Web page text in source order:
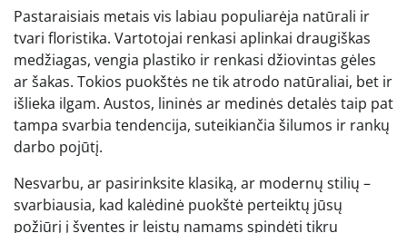
Pastaraisiais metais vis labiau populiarėja natūrali ir
tvari floristika. Vartotojai renkasi aplinkai draugiškas
medžiagas, vengia plastiko ir renkasi džiovintas gėles
ar šakas. Tokios puokštės ne tik atrodo natūraliai, bet ir
išlieka ilgam. Austos, lininės ar medinės detalės taip pat
tampa svarbia tendencija, suteikiančia šilumos ir rankų
darbo pojūtį.
Nesvarbu, ar pasirinksite klasiką, ar modernų stilių –
svarbiausia, kad kalėdinė puokštė perteiktų jūsų
požiūrį į šventes ir leistų namams spindėti tikru